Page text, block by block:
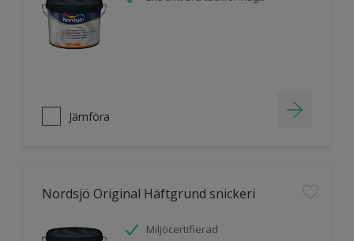
Jämföra
Nordsjö Original Häftgrund snickeri
Miljöcertifierad